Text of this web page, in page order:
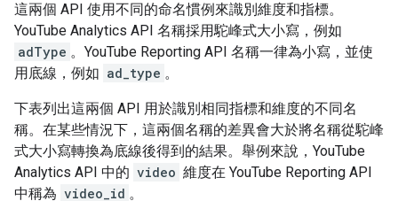
這兩個 API 使用不同的命名慣例來識別維度和指標。
YouTube Analytics API 名稱採用駝峰式大小寫，例如
adType 。YouTube Reporting API 名稱一律為小寫，並使
用底線，例如 ad_type 。
下表列出這兩個 API 用於識別相同指標和維度的不同名
稱。在某些情況下，這兩個名稱的差異會大於將名稱從駝峰
式大小寫轉換為底線後得到的結果。舉例來說，YouTube
Analytics API 中的 video 維度在 YouTube Reporting API
中稱為 video_id 。